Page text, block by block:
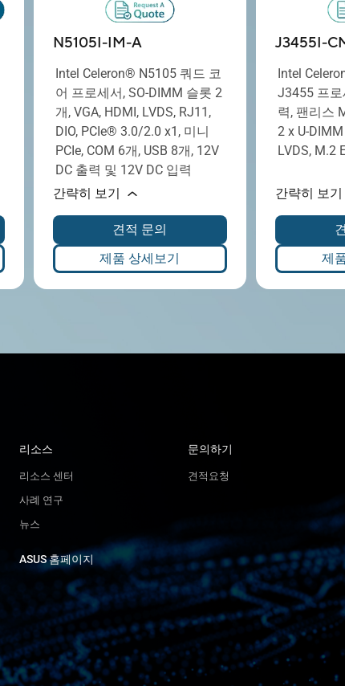
N5105I-IM-A
Intel Celeron® N5105 쿼드 코
어 프로세서, SO-DIMM 슬롯 2
개, VGA, HDMI, LVDS, RJ11,
DIO, PCIe® 3.0/2.0 x1, 미니
PCIe, COM 6개, USB 8개, 12V
DC 출력 및 12V DC 입력
간략히 보기
견적 문의
제품 상세보기
J3455I-
Intel
J3455 프
력, 팬리스
2 x U-
LVDS, M.2
간략히 보기
제
리소스
리소스 센터
사례 연구
뉴스
ASUS 홈페이지
문의하기
견적요청